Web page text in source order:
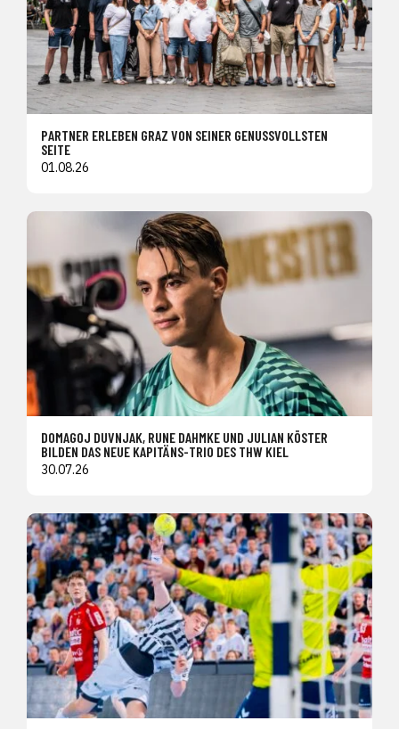
PARTNER ERLEBEN GRAZ VON SEINER GENUSSVOLLSTEN
SEITE
01.08.26
DOMAGOJ DUVNJAK, RUNE DAHMKE UND JULIAN KÖSTER
BILDEN DAS NEUE KAPITÄNS-TRIO DES THW KIEL
30.07.26